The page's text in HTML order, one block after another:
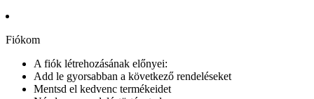
Fiókom
A fiók létrehozásának előnyei:
Add le gyorsabban a következő rendeléseket
Mentsd el kedvenc termékeidet